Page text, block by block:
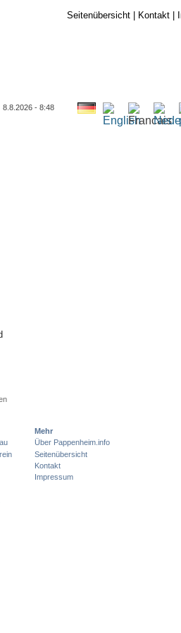
Seitenübersicht| Kontakt|
8.8.2026 - 8:48
Mehr
Über Pappenheim.info
Seitenübersicht
Kontakt
Impressum